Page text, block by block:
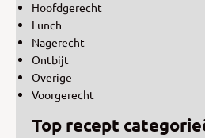
Hoofdgerecht
Lunch
Nagerecht
Ontbijt
Overige
Voorgerecht
Top recept